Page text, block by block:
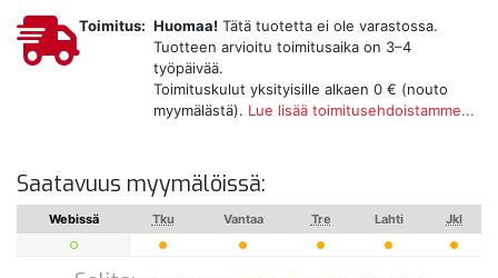
Toimitus: Huomaa! Tätä tuotetta ei ole varastossa.
Tuotteen arvioitu toimitusaika on 3–4
työpäivää.
Toimituskulut yksityisille alkaen 0 € (nouto
myymälästä). Lue lisää toimitusehdoistamme...
Saatavuus myymälöissä:
Webissä Tku Vantaa Tre Lahti Jkl